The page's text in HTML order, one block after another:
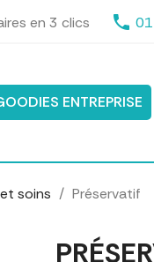
en 3 clics phone
ENTREPRISE
soins Préservatif